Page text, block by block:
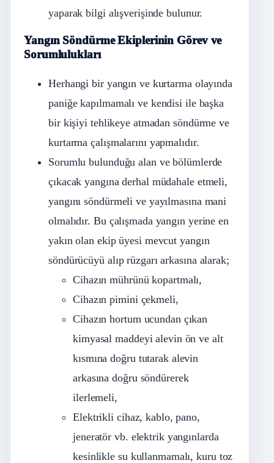
yaparak bilgi alışverişinde bulunur.
Yangın Söndürme Ekiplerinin Görev ve
Sorumlulukları
Herhangi bir yangın ve kurtarma olayında
paniğe kapılmamalı ve kendisi ile başka
bir kişiyi tehlikeye atmadan söndürme ve
kurtarma çalışmalarını yapmalıdır.
Sorumlu bulunduğu alan ve bölümlerde
çıkacak yangına derhal müdahale etmeli,
yangını söndürmeli ve yayılmasına mani
olmalıdır. Bu çalışmada yangın yerine en
yakın olan ekip üyesi mevcut yangın
söndürücüyü alıp rüzgarı arkasına alarak;
Cihazın mührünü kopartmalı,
Cihazın pimini çekmeli,
Cihazın hortum ucundan çıkan
kimyasal maddeyi alevin ön ve alt
kısmına doğru tutarak alevin
arkasına doğru söndürerek
ilerlemeli,
Elektrikli cihaz, kablo, pano,
jeneratör vb. elektrik yangınlarda
kesinlikle su kullanmamalı, kuru toz